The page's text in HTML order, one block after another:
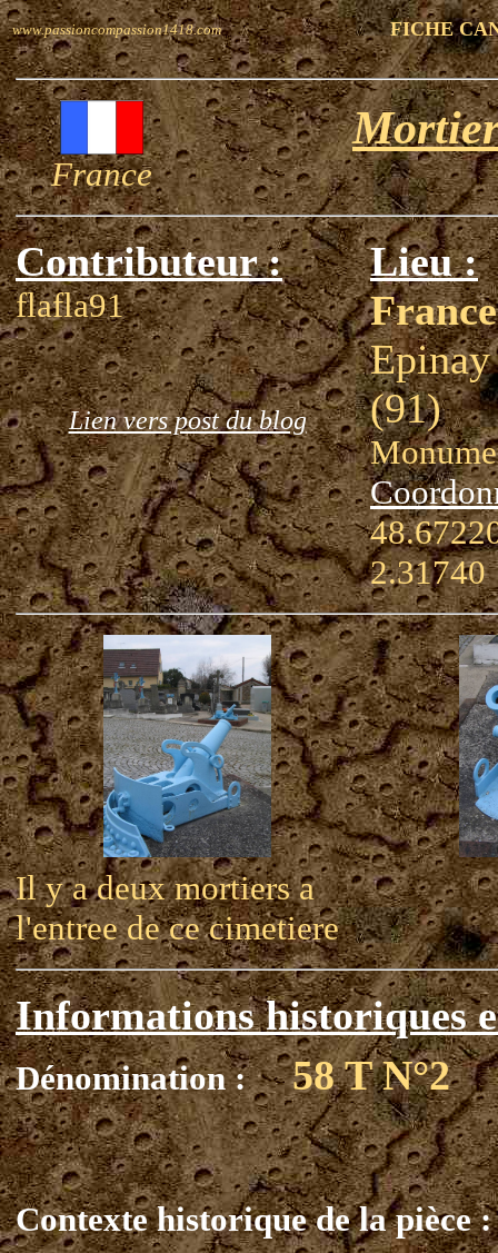
www.passioncompassion1418.com FICHE
France
Contributeur :
flafla91
Lien vers post du blog
Lieu :
France
(91)
2.31740
Il y a deux mortiers a
l'entree de ce cimetiere
Informations historiques
Dénomination : 58 T N°2
Contexte historique de la pièce :